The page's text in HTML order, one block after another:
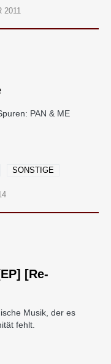
2011
PAN & ME
SONSTIGE
[Re-
Musik, der es
fehlt.